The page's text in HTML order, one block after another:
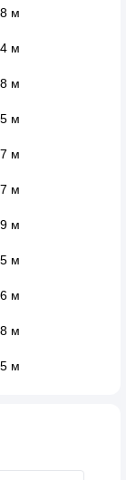
м
м
м
м
м
м
м
м
м
м
м
м